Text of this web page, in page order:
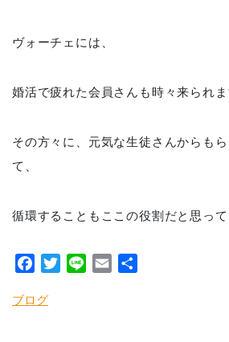
ヴォーチェには、
婚活で疲れた会員さんも時々来られま
その方々に、元気な生徒さんからも
て、
循環することもここの役割だと思って
Facebook
TwitterLine Email
ブログ